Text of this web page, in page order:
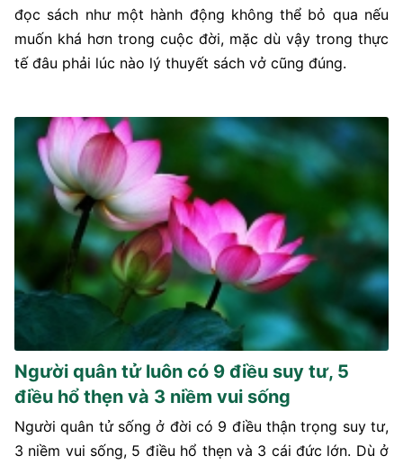
đọc sách như một hành động không thể bỏ qua nếu
muốn khá hơn trong cuộc đời, mặc dù vậy trong thực
tế đâu phải lúc nào lý thuyết sách vở cũng đúng.
Người quân tử luôn có 9 điều suy tư, 5
điều hổ thẹn và 3 niềm vui sống
Người quân tử sống ở đời có 9 điều thận trọng suy tư,
3 niềm vui sống, 5 điều hổ thẹn và 3 cái đức lớn. Dù ở